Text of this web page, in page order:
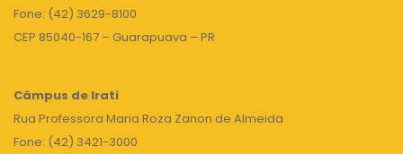
Fone: (42) 3629-8100
CEP 85040-167 – Guarapuava – PR
Câmpus de Irati
Rua Professora Maria Roza Zanon de Almeida
Fone: (42) 3421-3000